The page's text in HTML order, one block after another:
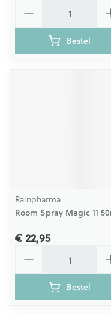
Bestel
Rainpharma
Room Spray Magic 11
€ 22,95
Bestel